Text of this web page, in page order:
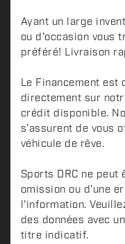
Ayant un large
ou d'occasion vous
préféré! Livraison
Le Financement
directement sur
crédit disponible.
s'assurent de vous
véhicule de rêve.
Sports DRC ne
omission ou d'une
l'information.
des données avec
titre indicatif.